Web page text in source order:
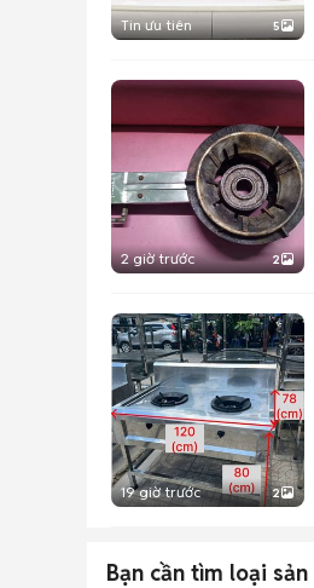
Tin ưu tiên 5
2 giờ trước 2
19 giờ trước 2
Bạn cần tìm loại sản